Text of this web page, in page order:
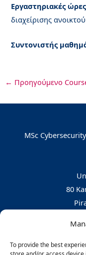
To provide the best
Εργαστηριακές
διαχείρισης
Συντονιστής
← Προηγούμενο
MSc
80
Central
Tel: